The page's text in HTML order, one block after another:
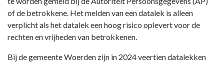
of de betrokkene. Het melden van een datalek is alleen
verplicht als het datalek een hoog risico oplevert voor de
rechten en vrijheden van betrokkenen.
Bij de gemeente Woerden zijn in 2024 veertien datalekken